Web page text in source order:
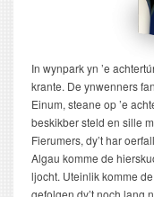
In wynpark yn ’e
krante. De ynwenners
Einum, steane op ’e
beskikber steld en sille
Fierumers, dy’t har
Algau komme de
ljocht. Uteinlik komme